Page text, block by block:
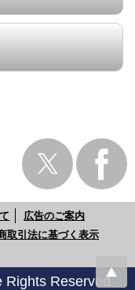
広告のご案内
取引法に基づく表示
Rights Reserved